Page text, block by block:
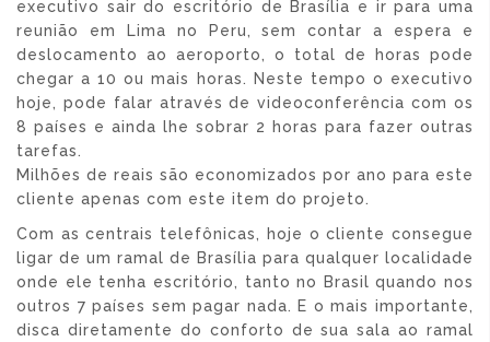
executivo sair do escritório de Brasília e ir para uma
reunião em Lima no Peru, sem contar a espera e
deslocamento ao aeroporto, o total de horas pode
chegar a 10 ou mais horas. Neste tempo o executivo
hoje, pode falar através de videoconferência com os
8 países e ainda lhe sobrar 2 horas para fazer outras
tarefas.
Milhões de reais são economizados por ano para este
cliente apenas com este item do projeto.
Com as centrais telefônicas, hoje o cliente consegue
ligar de um ramal de Brasília para qualquer localidade
onde ele tenha escritório, tanto no Brasil quando nos
outros 7 países sem pagar nada. E o mais importante,
disca diretamente do conforto de sua sala ao ramal